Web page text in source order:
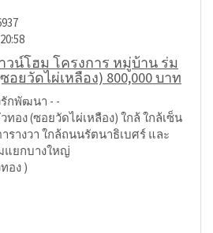
วน์โฮม โครงการ หมู่บ้าน ร่ม
อยวัดไผ่เหลือง) 800,000 บาท
กพัฒนา - -
ทอง (ซอยวัดไผ่เหลือง) ใกล้ ใกล้เซ็น
รางวา ใกล้ถนนรัตนาธิเบศร์ และ
แยกบางใหญ่
อง )